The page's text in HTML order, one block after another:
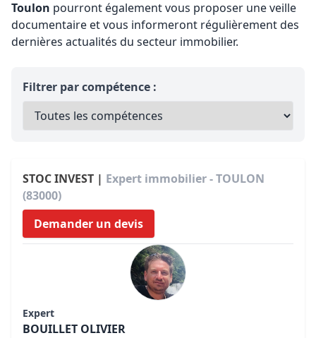
Toulon pourront également vous proposer une veille
documentaire et vous informeront régulièrement des
dernières actualités du secteur immobilier.
Filtrer par compétence :
STOC INVEST | Expert immobilier - TOULON
(83000)
Demander un devis
Expert
BOUILLET OLIVIER